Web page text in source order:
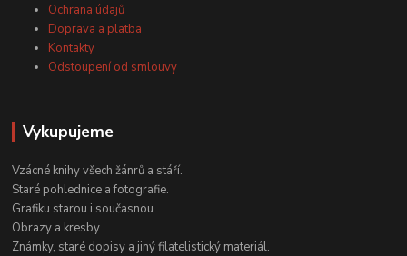
Ochrana údajů
Doprava a platba
Kontakty
Odstoupení od smlouvy
Vykupujeme
Vzácné knihy všech žánrů a stáří.
Staré pohlednice a fotografie.
Grafiku starou i současnou.
Obrazy a kresby.
Známky, staré dopisy a jiný filatelistický materiál.